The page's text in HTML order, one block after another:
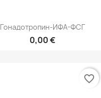
Гонадотропин-ИФА-ФСГ
0,00 €
favorite_border